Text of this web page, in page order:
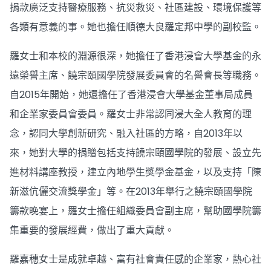
捐款廣泛支持醫療服務、抗災救災、社區建設、環境保護等
各類有意義的事。她也擔任順德大良羅定邦中學的副校監。
羅女士和本校的淵源很深，她擔任了香港浸會大學基金的永
遠榮譽主席、饒宗頤國學院發展委員會的名譽會長等職務。
自2015年開始，她還擔任了香港浸會大學基金董事局成員
和企業家委員會委員。羅女士非常認同浸大全人教育的理
念，認同大學創新研究、融入社區的方略，自2013年以
來，她對大學的捐贈包括支持饒宗頤國學院的發展、設立先
進材料講座教授，建立內地學生獎學金基金，以及支持「陳
新滋伉儷交流獎學金」等。在2013年舉行之饒宗頤國學院
籌款晚宴上，羅女士擔任組織委員會副主席，幫助國學院籌
集重要的發展經費，做出了重大貢獻。
羅嘉穗女士是成就卓越、富有社會責任感的企業家，熱心社